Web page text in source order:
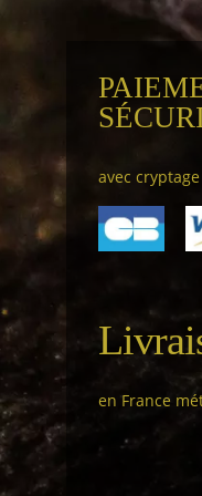
avec cryptage
en France